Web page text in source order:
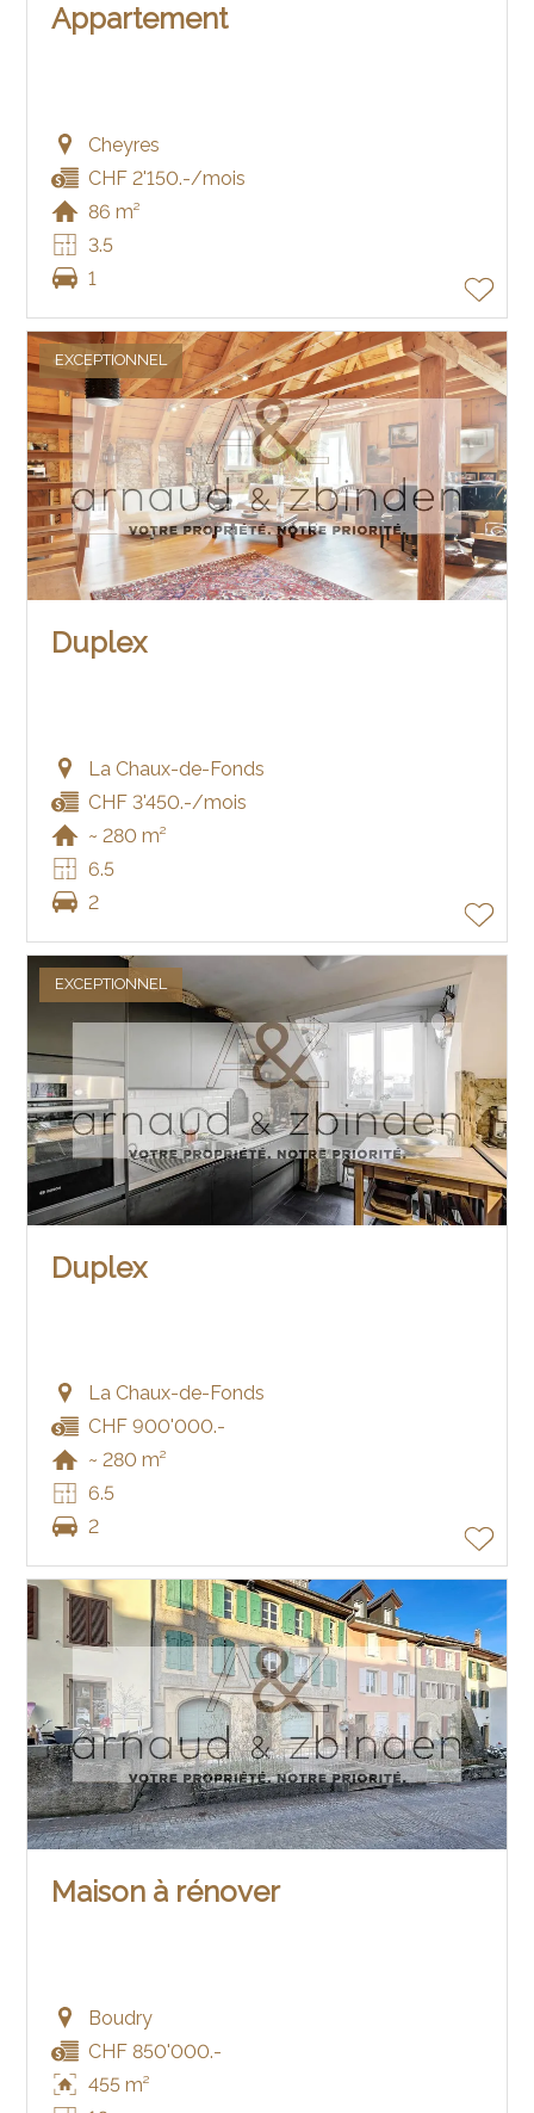
Appartement
Cheyres
CHF 2'150.-/mois
86 m²
3.5
1
EXCEPTIONNEL
Duplex
La Chaux-de-Fonds
CHF 3'450.-/mois
~ 280 m²
6.5
2
EXCEPTIONNEL
Duplex
La Chaux-de-Fonds
CHF 900'000.-
~ 280 m²
6.5
2
Maison à rénover
Boudry
CHF 850'000.-
455 m²